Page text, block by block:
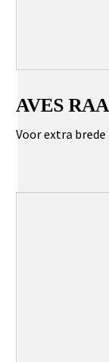
AVES
Voor extra brede